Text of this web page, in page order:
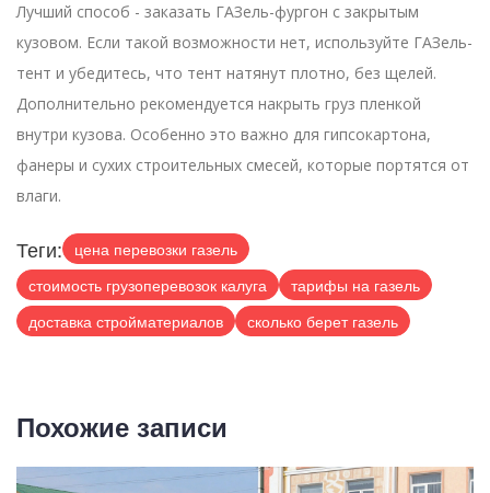
Лучший способ - заказать ГАЗель-фургон с закрытым
кузовом. Если такой возможности нет, используйте ГАЗель-
тент и убедитесь, что тент натянут плотно, без щелей.
Дополнительно рекомендуется накрыть груз пленкой
внутри кузова. Особенно это важно для гипсокартона,
фанеры и сухих строительных смесей, которые портятся от
влаги.
Теги:
цена перевозки газель
стоимость грузоперевозок калуга
тарифы на газель
доставка стройматериалов
сколько берет газель
Похожие записи